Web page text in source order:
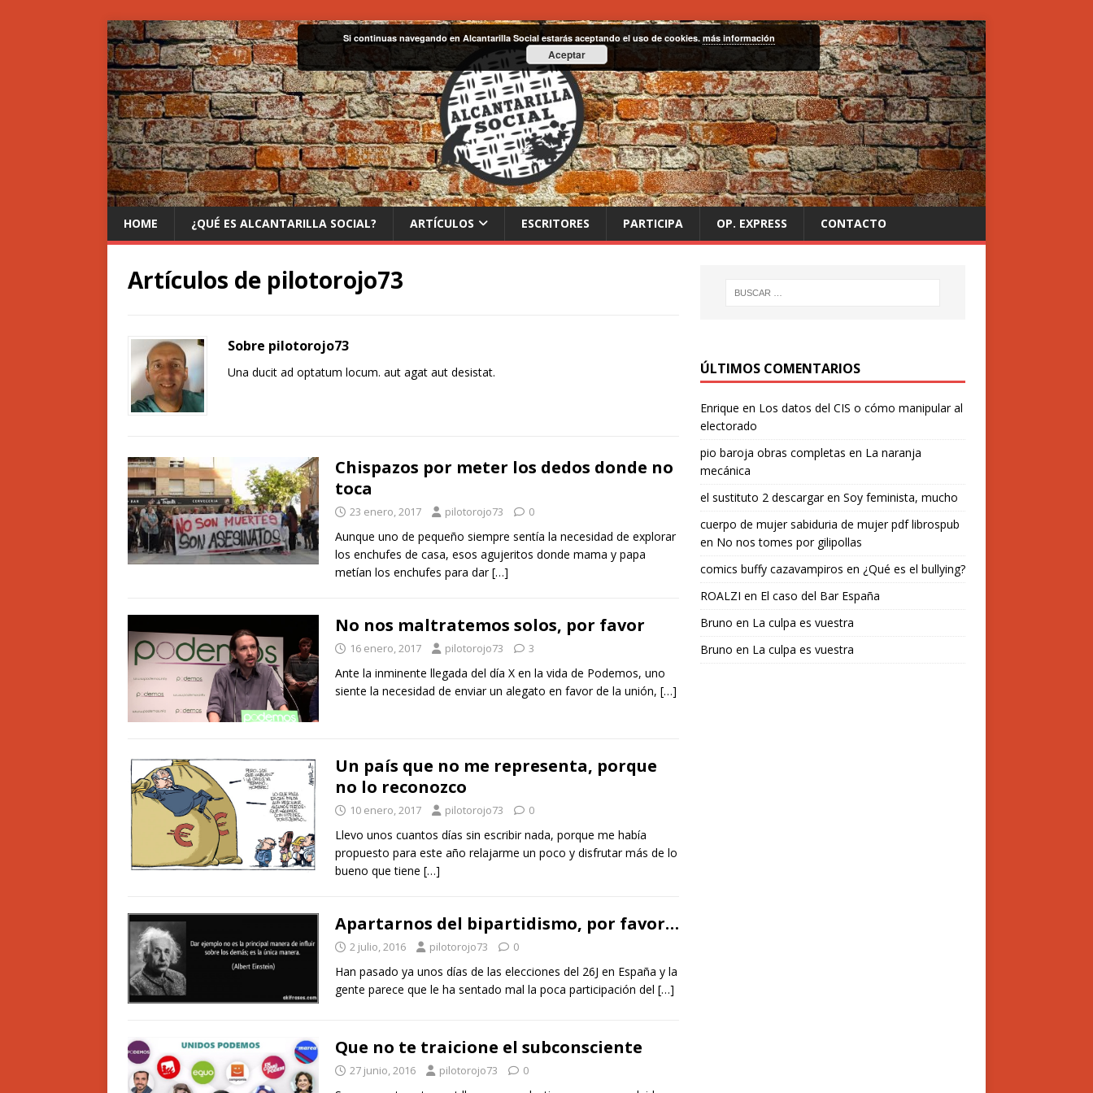
HOME ¿QUÉ ES ALCANTARILLA SOCIAL? ARTÍCULOS ESCRITORES PARTICIPA OP. EXPRESS CONTACTO
Artículos de pilotorojo73
Sobre pilotorojo73
Una ducit ad optatum locum. aut agat aut desistat.
Chispazos por meter los dedos donde no
toca
23 enero, 2017 pilotorojo73 0
Aunque uno de pequeño siempre sentía la necesidad de explorar
los enchufes de casa, esos agujeritos donde mama y papa
metían los enchufes para dar[…]
No nos maltratemos solos, por favor
16 enero, 2017 pilotorojo73 3
Ante la inminente llegada del día X en la vida de Podemos, uno
siente la necesidad de enviar un alegato en favor de la unión, […]
Un país que no me representa, porque
no lo reconozco
10 enero, 2017 pilotorojo73 0
Llevo unos cuantos días sin escribir nada, porque me había
propuesto para este año relajarme un poco y disfrutar más de lo
bueno que tiene […]
Apartarnos del bipartidismo, por favor…
2 julio, 2016 pilotorojo73 0
Han pasado ya unos días de las elecciones del 26J en España y la
gente parece que le ha sentado mal la poca participación del […]
Que no te traicione el subconsciente
27 junio, 2016 pilotorojo73 0
ÚLTIMOS COMENTARIOS
Enrique en Los datos del CIS o cómo manipular al
electorado
pio baroja obras completas en La naranja
mecánica
el sustituto 2 descargaren Soy feminista, mucho
cuerpo de mujer sabiduria de mujer pdf librospub
en No nos tomes por gilipollas
comics buffy cazavampiros en ¿Qué es el bullying?
ROALZI en El caso del Bar España
Bruno en La culpa es vuestra
Bruno en La culpa es vuestra
Si continuas navegando en Alcantarilla Social estarás aceptando el uso de cookies. más información
Aceptar